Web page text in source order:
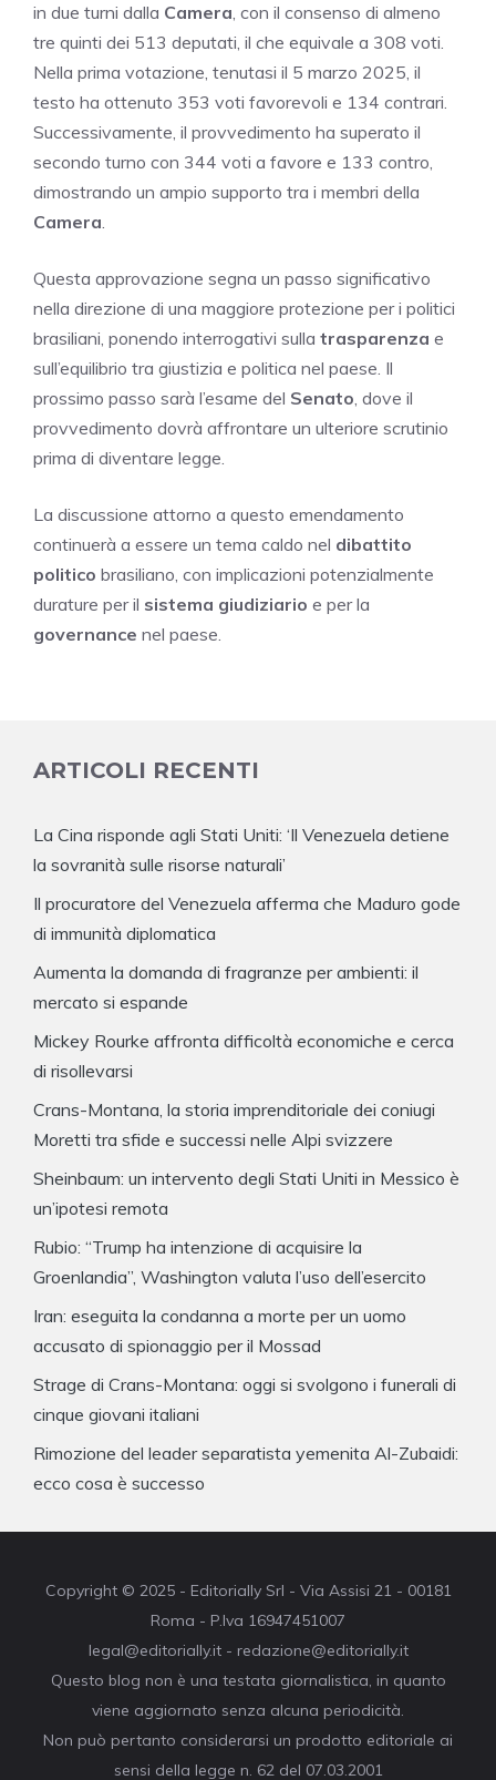
in due turni dalla Camera, con il consenso di almeno
tre quinti dei 513 deputati, il che equivale a 308 voti.
Nella prima votazione, tenutasi il 5 marzo 2025, il
testo ha ottenuto 353 voti favorevoli e 134 contrari.
Successivamente, il provvedimento ha superato il
secondo turno con 344 voti a favore e 133 contro,
dimostrando un ampio supporto tra i membri della
Camera.
Questa approvazione segna un passo significativo
nella direzione di una maggiore protezione per i politici
brasiliani, ponendo interrogativi sulla trasparenza e
sull’equilibrio tra giustizia e politica nel paese. Il
prossimo passo sarà l’esame del Senato, dove il
provvedimento dovrà affrontare un ulteriore scrutinio
prima di diventare legge.
La discussione attorno a questo emendamento
continuerà a essere un tema caldo nel dibattito
politico brasiliano, con implicazioni potenzialmente
durature per il sistema giudiziario e per la
governance nel paese.
ARTICOLI RECENTI
La Cina risponde agli Stati Uniti: ‘Il Venezuela detiene
la sovranità sulle risorse naturali’
Il procuratore del Venezuela afferma che Maduro gode
di immunità diplomatica
Aumenta la domanda di fragranze per ambienti: il
mercato si espande
Mickey Rourke affronta difficoltà economiche e cerca
di risollevarsi
Crans-Montana, la storia imprenditoriale dei coniugi
Moretti tra sfide e successi nelle Alpi svizzere
Sheinbaum: un intervento degli Stati Uniti in Messico è
un’ipotesi remota
Rubio: “Trump ha intenzione di acquisire la
Groenlandia”, Washington valuta l’uso dell’esercito
Iran: eseguita la condanna a morte per un uomo
accusato di spionaggio per il Mossad
Strage di Crans-Montana: oggi si svolgono i funerali di
cinque giovani italiani
Rimozione del leader separatista yemenita Al-Zubaidi:
ecco cosa è successo
Copyright © 2025 - Editorially Srl - Via Assisi 21 - 00181
Roma - P.Iva 16947451007
legal@editorially.it - redazione@editorially.it
Questo blog non è una testata giornalistica, in quanto
viene aggiornato senza alcuna periodicità.
Non può pertanto considerarsi un prodotto editoriale ai
sensi della legge n. 62 del 07.03.2001